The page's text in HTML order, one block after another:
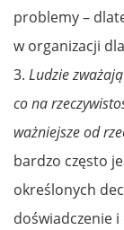
problemy –
w organizacji
3. Ludzie
co na
ważniej­sze od
bardzo często
określonych
doświadczenie